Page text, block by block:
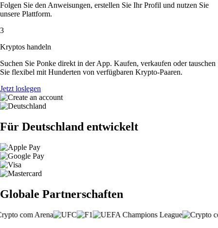
Folgen Sie den Anweisungen, erstellen Sie Ihr Profil und nutzen Sie
unsere Plattform.
3
Kryptos handeln
Suchen Sie Ponke direkt in der App. Kaufen, verkaufen oder tauschen
Sie flexibel mit Hunderten von verfügbaren Krypto-Paaren.
Jetzt loslegen
Für Deutschland entwickelt
Globale Partnerschaften